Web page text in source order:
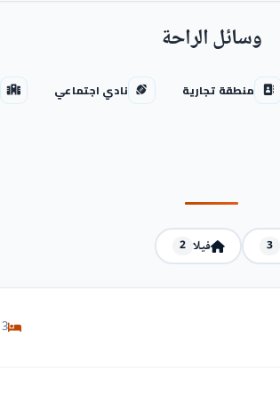
وسائل الراحة
منطقة تجارية نادي اجتماعي
3 فيلا 2
3 غرف